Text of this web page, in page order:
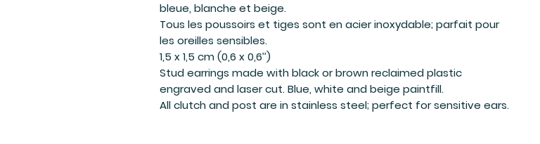
bleue, blanche et beige.
Tous les poussoirs et tiges sont en acier inoxydable; parfait pour
les oreilles sensibles.
1,5 x 1,5 cm (0,6 x 0,6’’)
Stud earrings made with black or brown reclaimed plastic
engraved and laser cut. Blue, white and beige paintfill.
All clutch and post are in stainless steel; perfect for sensitive ears.